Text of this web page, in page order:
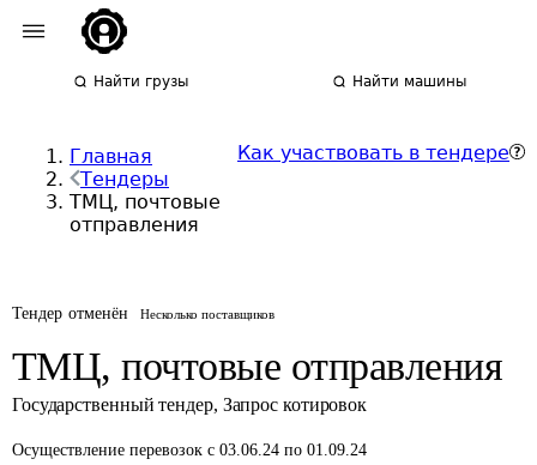
Найти грузы Найти машины
Главная
Тендеры
ТМЦ, почтовые
отправления
Как участвовать в тендере
Тендер отменён Несколько поставщиков
ТМЦ, почтовые отправления
Государственный тендер, Запрос котировок
Осуществление перевозок с 03.06.24 по 01.09.24